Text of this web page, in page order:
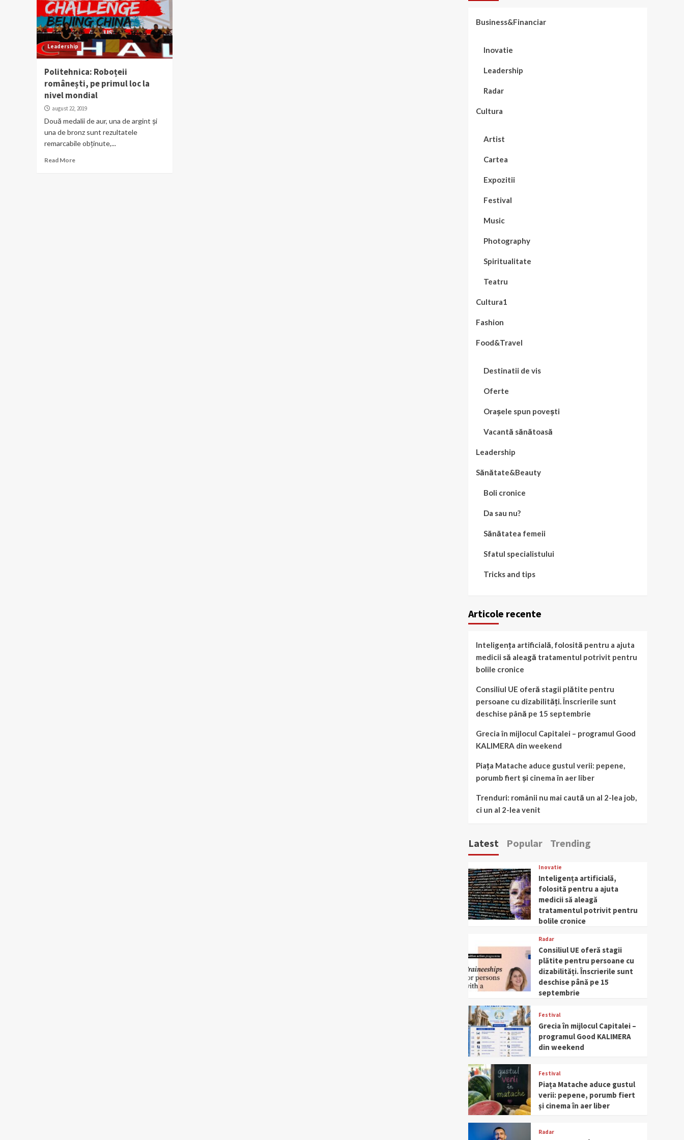
Leadership
Politehnica: Roboțeii
românești, pe primul loc la
nivel mondial
august 22, 2019
Două medalii de aur, una de argint și
una de bronz sunt rezultatele
remarcabile obținute,...
Read More
Business&Financiar
Inovatie
Leadership
Radar
Cultura
Artist
Cartea
Expozitii
Festival
Music
Photography
Spiritualitate
Teatru
Cultura1
Fashion
Food&Travel
Destinatii de vis
Oferte
Orașele spun povești
Vacantă sănătoasă
Leadership
Sănătate&Beauty
Boli cronice
Da sau nu?
Sănătatea femeii
Sfatul specialistului
Tricks and tips
Articole recente
Inteligența artificială, folosită pentru a ajuta
medicii să aleagă tratamentul potrivit pentru
bolile cronice
Consiliul UE oferă stagii plătite pentru
persoane cu dizabilități. Înscrierile sunt
deschise până pe 15 septembrie
Grecia în mijlocul Capitalei – programul Good
KALIMERA din weekend
Piața Matache aduce gustul verii: pepene,
porumb fiert și cinema în aer liber
Trenduri: românii nu mai caută un al 2-lea job,
ci un al 2-lea venit
Latest Popular Trending
Inovatie
Inteligența artificială,
folosită pentru a ajuta
medicii să aleagă
tratamentul potrivit pentru
bolile cronice
Radar
Consiliul UE oferă stagii
plătite pentru persoane cu
dizabilități. Înscrierile sunt
deschise până pe 15
septembrie
Festival
Grecia în mijlocul Capitalei –
programul Good KALIMERA
din weekend
Festival
Piața Matache aduce gustul
verii: pepene, porumb fiert
și cinema în aer liber
Radar